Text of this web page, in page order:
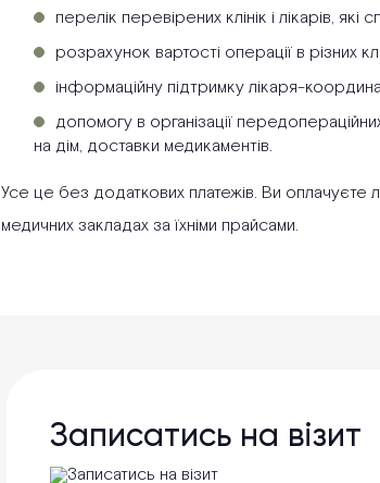
перелік перевірених клінік і лікарів, які
розрахунок вартості операції в різних
інформаційну підтримку лікаря-
допомогу в організації
на дім, доставки медикаментів.
Усе це без додаткових платежів. Ви оплачуєте
медичних закладах за їхніми прайсами.
Записатись на візит